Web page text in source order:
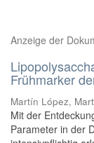
Anzeige der
Frühmarker
Martín López,
Mit der
Parameter in der